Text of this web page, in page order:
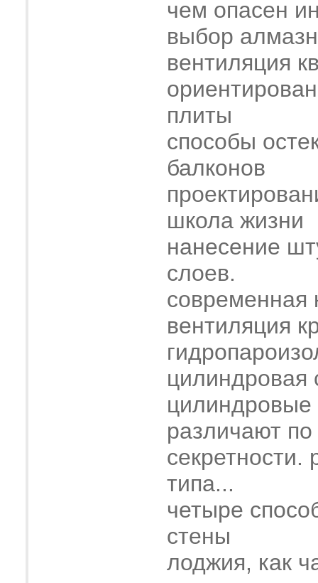
чем опасен
выбор
вентиляция
плиты
способы
балконов
школа жизни
нанесение
слоев.
современная
вентиляция
цилиндровая
различают по
секретности.
типа...
четыре
стены
лоджия, как